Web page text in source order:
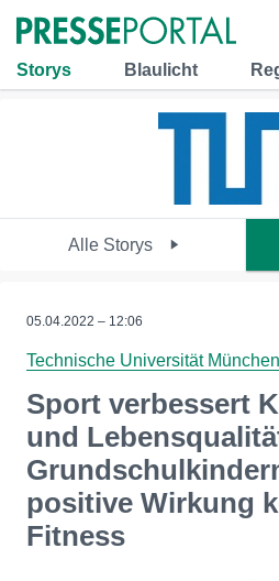
Storys Blaulicht
Alle Storys
05.04.2022 – 12:06
Technische Universität München
Sport verbessert
und
positive Wirkung
Fitness